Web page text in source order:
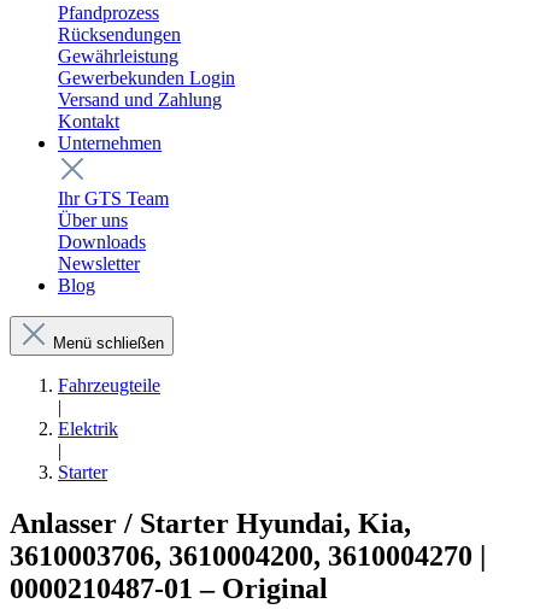
Pfandprozess
Rücksendungen
Gewährleistung
Gewerbekunden Login
Versand und Zahlung
Kontakt
Unternehmen
Ihr GTS Team
Über uns
Downloads
Newsletter
Blog
Menü schließen
Fahrzeugteile
|
Elektrik
|
Starter
Anlasser / Starter Hyundai, Kia,
3610003706, 3610004200, 3610004270 |
0000210487-01 – Original